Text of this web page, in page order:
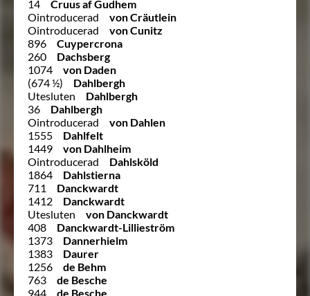
14
Cruus af Gudhem
Ointroducerad
von Cräutlein
Ointroducerad
von Cunitz
896
Cuypercrona
260
Dachsberg
1074
von Daden
(674 ½)
Dahlbergh
Utesluten
Dahlbergh
36
Dahlbergh
Ointroducerad
von Dahlen
1555
Dahlfelt
1449
von Dahlheim
Ointroducerad
Dahlsköld
1864
Dahlstierna
711
Danckwardt
1412
Danckwardt
Utesluten
von Danckwardt
408
Danckwardt-Lillieström
1373
Dannerhielm
1383
Daurer
1256
de Behm
763
de Besche
944
de Besche